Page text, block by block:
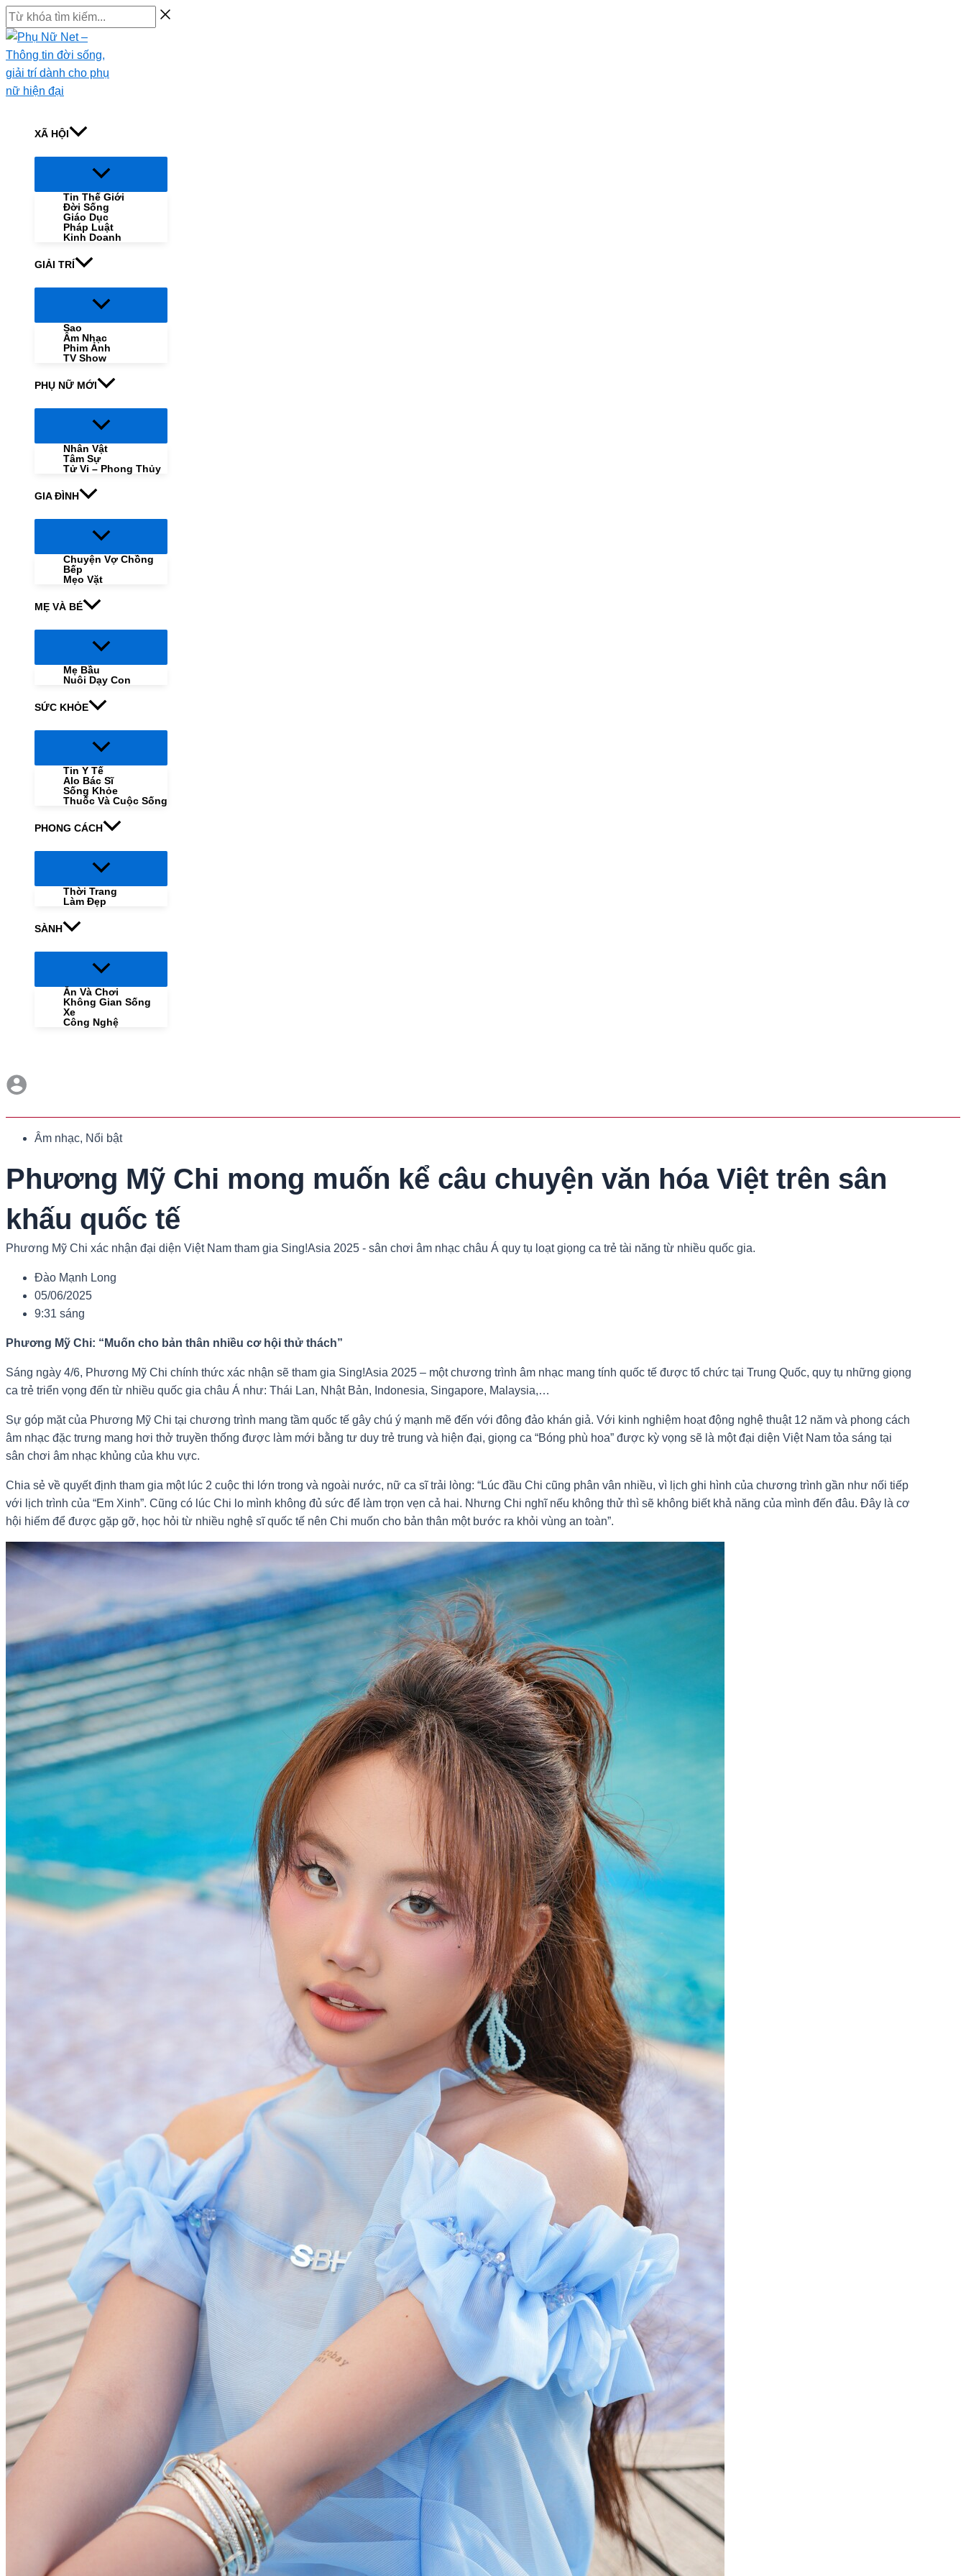
Skip
to
content
Từ
khóa
tìm
kiếm...
XÃ HỘI
Menu
Tin Thế Giới
Đời Sống
Giáo Dục
Pháp Luật
Kinh Doanh
GIẢI TRÍ
Menu
Sao
Âm Nhạc
Phim Ảnh
TV Show
PHỤ NỮ MỚI
Menu
Nhân Vật
Tâm Sự
Tử Vi – Phong Thủy
GIA ĐÌNH
Menu
Chuyện Vợ Chồng
Bếp
Mẹo Vặt
MẸ VÀ BÉ
Menu
Mẹ Bầu
Nuôi Dạy Con
SỨC KHỎE
Menu
Tin Y Tế
Alo Bác Sĩ
Sống Khỏe
Thuốc Và Cuộc Sống
PHONG CÁCH
Menu
Thời Trang
Làm Đẹp
SÀNH
Menu
Ăn Và Chơi
Không Gian Sống
Xe
Công Nghệ
Âm nhạc, Nổi bật
Phương Mỹ Chi mong muốn kể câu chuyện văn hóa Việt trên sân
khấu quốc tế
Phương Mỹ Chi xác nhận đại diện Việt Nam tham gia Sing!Asia 2025 - sân chơi âm nhạc châu Á quy tụ loạt giọng ca trẻ tài năng từ nhiều quốc gia.
Đào Mạnh Long
05/06/2025
9:31 sáng
Phương Mỹ Chi: “Muốn cho bản thân nhiều cơ hội thử thách”
Sáng ngày 4/6, Phương Mỹ Chi chính thức xác nhận sẽ tham gia Sing!Asia 2025 – một chương trình âm nhạc mang tính quốc tế được tổ chức tại Trung Quốc, quy tụ những giọng
ca trẻ triển vọng đến từ nhiều quốc gia châu Á như: Thái Lan, Nhật Bản, Indonesia, Singapore, Malaysia,…
Sự góp mặt của Phương Mỹ Chi tại chương trình mang tầm quốc tế gây chú ý mạnh mẽ đến với đông đảo khán giả. Với kinh nghiệm hoạt động nghệ thuật 12 năm và phong cách
âm nhạc đặc trưng mang hơi thở truyền thống được làm mới bằng tư duy trẻ trung và hiện đại, giọng ca “Bóng phù hoa” được kỳ vọng sẽ là một đại diện Việt Nam tỏa sáng tại
sân chơi âm nhạc khủng của khu vực.
Chia sẻ về quyết định tham gia một lúc 2 cuộc thi lớn trong và ngoài nước, nữ ca sĩ trải lòng: “Lúc đầu Chi cũng phân vân nhiều, vì lịch ghi hình của chương trình gần như nối tiếp
với lịch trình của “Em Xinh”. Cũng có lúc Chi lo mình không đủ sức để làm trọn vẹn cả hai. Nhưng Chi nghĩ nếu không thử thì sẽ không biết khả năng của mình đến đâu. Đây là cơ
hội hiếm để được gặp gỡ, học hỏi từ nhiều nghệ sĩ quốc tế nên Chi muốn cho bản thân một bước ra khỏi vùng an toàn”.